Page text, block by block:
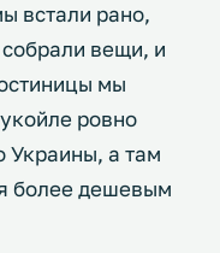
встали рано,
вещи, и
мы
ровно
Украины, а там
более дешевым